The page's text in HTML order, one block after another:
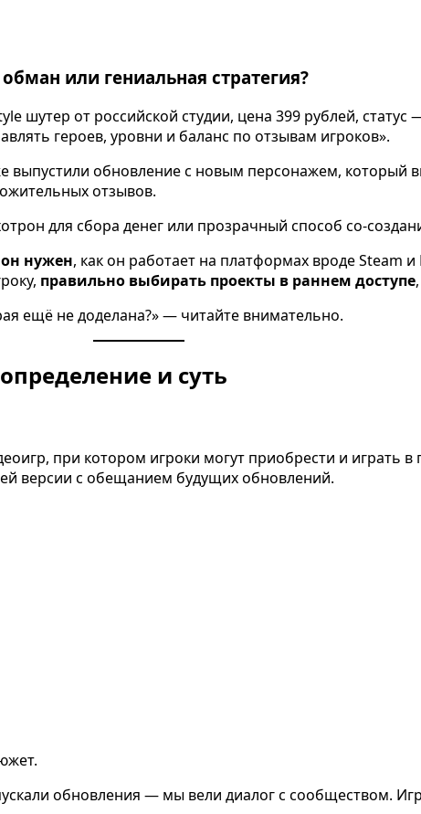
или гениальная стратегия?
шутер от российской студии, цена 399 рублей, статус
героев, уровни и баланс по отзывам игроков».
выпустили обновление с новым персонажем, который
отзывов.
для сбора денег или прозрачный способ со-
нужен, как он работает на платформах вроде Steam
правильно выбирать проекты в раннем доступе
ещё не доделана?» — читайте внимательно.
и суть
при котором игроки могут приобрести и играть в
версии с обещанием будущих обновлений.
обновления — мы вели диалог с сообществом.